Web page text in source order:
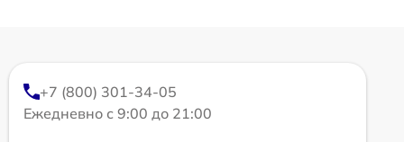
+7 (800) 301-34-05
Ежедневно с 9:00 до 21:00